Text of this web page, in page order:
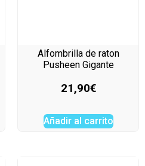
Alfombrilla de raton
Pusheen Gigante
21,90€
Añadir al carrito